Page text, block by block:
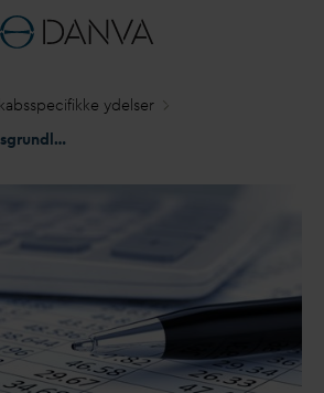
ydelser
Hævning af indtægtsgrundlag via tillæg